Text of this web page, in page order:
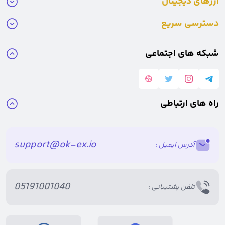
پذیر نمی‌باشد.
چه تعداد ارز کرونوس (CRO) در گردش است؟
میلیارد CRO سوزانده شده در سال 2021)
کل عرضه ارز CRO برای پنج هدف مختلف زیر تخصیص خواهد یافت:
دسترسی سریع
شبکه های اجتماعی
راه های ارتباطی
آدرس ایمیل : support@ok-ex.io
تلفن پشتیبانی : 05191001040